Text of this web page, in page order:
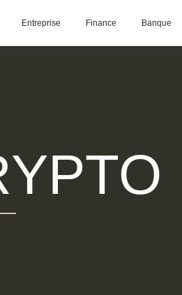
Entreprise Finance Banque